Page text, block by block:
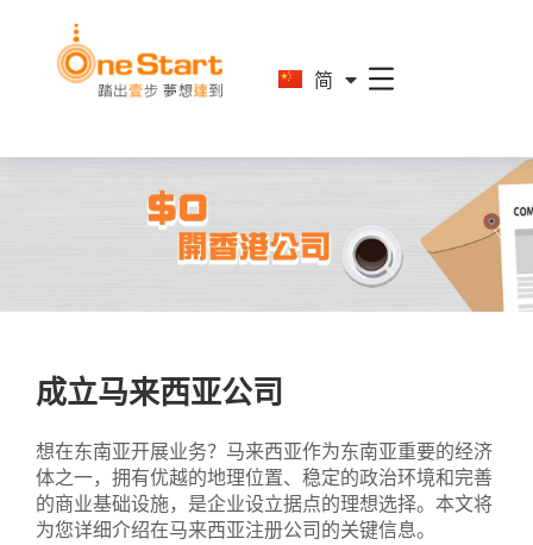
简
繁
成立马来西亚公司
想在东南亚开展业务？马来西亚作为东南亚重要的经济
体之一，拥有优越的地理位置、稳定的政治环境和完善
的商业基础设施，是企业设立据点的理想选择。本文将
为您详细介绍在马来西亚注册公司的关键信息。